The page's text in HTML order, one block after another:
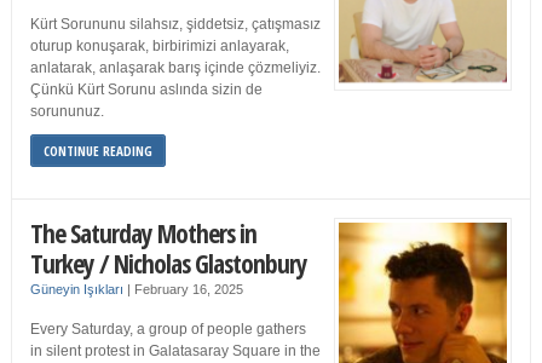
Kürt Sorununu silahsız, şiddetsiz, çatışmasız
oturup konuşarak, birbirimizi anlayarak,
anlatarak, anlaşarak barış içinde çözmeliyiz.
Çünkü Kürt Sorunu aslında sizin de
sorununuz.
CONTINUE READING
The Saturday Mothers in
Turkey / Nicholas Glastonbury
Güneyin Işıkları | February 16, 2025
Every Saturday, a group of people gathers
in silent protest in Galatasaray Square in the